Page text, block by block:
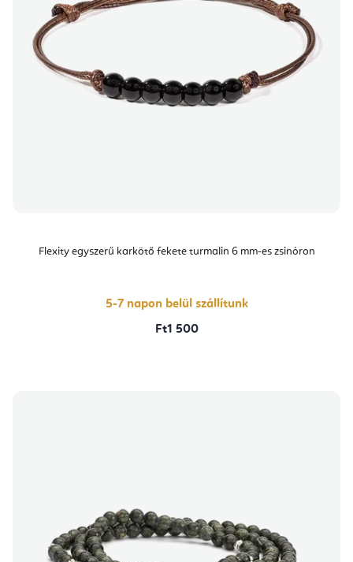
Flexity egyszerű karkötő fekete turmalin 6 mm-es zsinóron
5-7 napon belül szállítunk
Ft1 500